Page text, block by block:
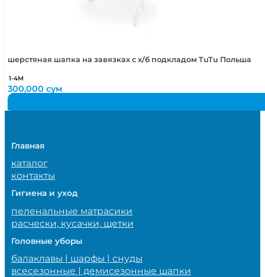
шерстяная шапка на завязках с х/б подкладом TuTu Польша
1-4М
300,000сум
Главная
каталог
контакты
Гигиена и уход
пеленальные матрасики
расчески, кусачки, щетки
Головные уборы
балаклавы | шарфы | снуды
всесезонные | демисезонные шапки